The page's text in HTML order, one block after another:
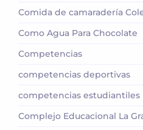
Comida de camaradería
Como Agua Para Chocolate
Competencias
competencias deportivas
competencias estudiantiles
Complejo Educacional La